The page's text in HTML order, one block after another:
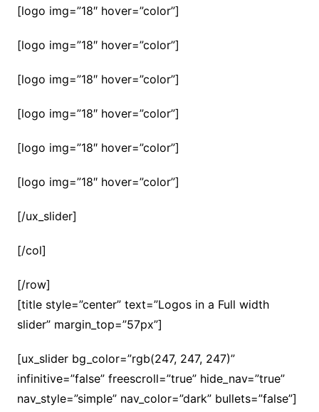
[logo img=”18″ hover=”color”]
[logo img=”18″ hover=”color”]
[logo img=”18″ hover=”color”]
[logo img=”18″ hover=”color”]
[logo img=”18″ hover=”color”]
[logo img=”18″ hover=”color”]
[/ux_slider]
[/col]
[/row]
[title style=”center” text=”Logos in a Full width
slider” margin_top=”57px”]
[ux_slider bg_color=”rgb(247, 247, 247)”
infinitive=”false” freescroll=”true” hide_nav=”true”
nav_style=”simple” nav_color=”dark” bullets=”false”]